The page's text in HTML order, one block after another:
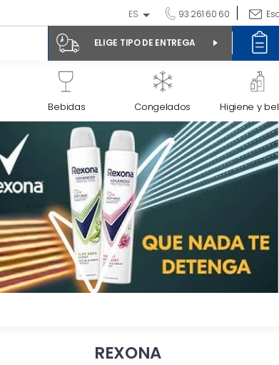
ES 93 261 60 60
ELIGE TIPO DE ENTREGA
Bebidas Congelados Higiene y
REXONA